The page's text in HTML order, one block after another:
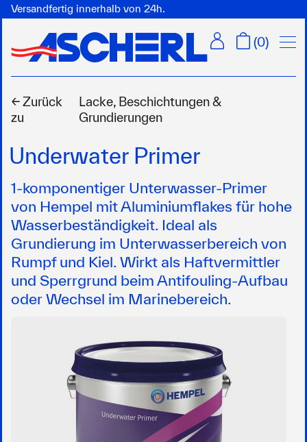
Versandfertig innerhalb von 24h.
(0)
← Zurück
zu
Lacke, Beschichtungen &
Grundierungen
Underwater Primer
1-komponentiger Unterwasser-Primer
von Hempel mit Aluminiumflakes für hohe
Wasserbeständigkeit. Ideal als
Grundierung im Unterwasserbereich von
Rumpf und Kiel. Wirkt als Haftvermittler
und Sperrgrund beim Antifouling-Aufbau
oder Wechsel im Marinebereich.